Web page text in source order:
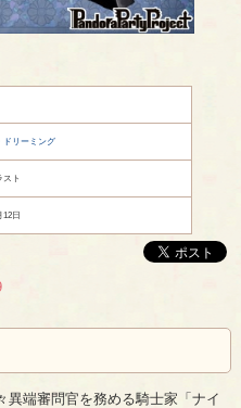
ドリーミング
スト
12日
異端審問官を務める騎士家「ナイ